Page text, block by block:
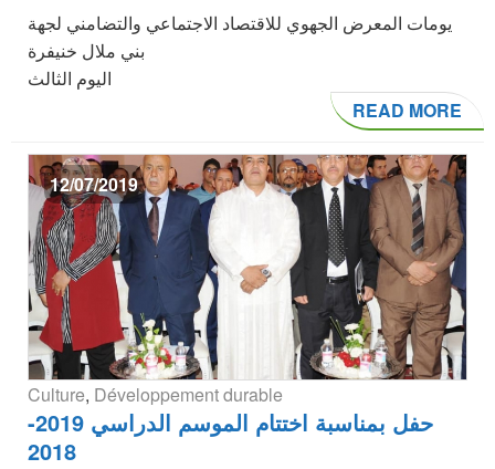
يومات المعرض الجهوي للاقتصاد الاجتماعي والتضامني لجهة
اليوم الثالث
READ MORE
12/07/2019
Culture, Développement durable
حفل بمناسبة اختتام الموسم الدراسي 2019-
2018